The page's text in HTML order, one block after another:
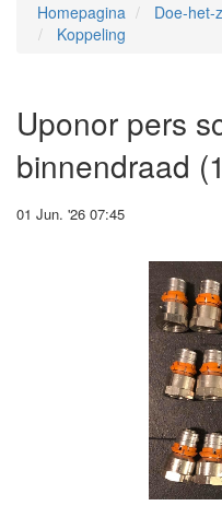
Homepagina Doe-het-
Koppeling
Uponor pers
binnendraad
01 Jun. '26 07:45